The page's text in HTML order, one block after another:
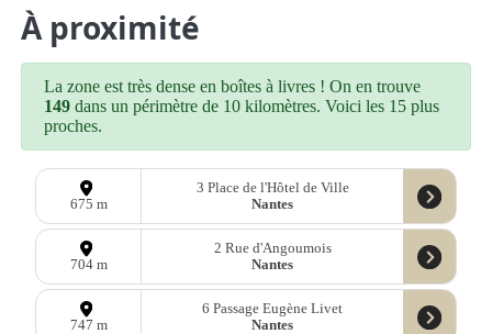
À proximité
La zone est très dense en boîtes à livres ! On en trouve
149 dans un périmètre de 10 kilomètres. Voici les 15 plus
proches.
675 m
3 Place de l'Hôtel de Ville
Nantes
704 m
2 Rue d'Angoumois
Nantes
747 m
6 Passage Eugène Livet
Nantes